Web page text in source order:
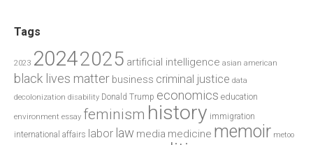
Tags
2023 20242025 artificial intelligence asian american
black lives matter business criminal justice data
decolonization disability Donald Trump economics education
environment essay feminism history immigration
international affairs labor law media medicine memoir metoo